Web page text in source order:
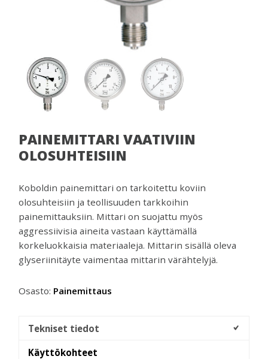
venttiilejä
mittareita.
PAINEMITTARI VAATIVIIN
OLOSUHTEISIIN
Koboldin painemittari on tarkoitettu koviin
olosuhteisiin ja teollisuuden tarkkoihin
painemittauksiin. Mittari on suojattu myös
aggressiivisia aineita vastaan käyttämällä
korkeluokkaisia materiaaleja. Mittarin sisällä oleva
glyseriinitäyte vaimentaa mittarin värähtelyjä.
Osasto: Painemittaus
Tekniset tiedot
Käyttökohteet